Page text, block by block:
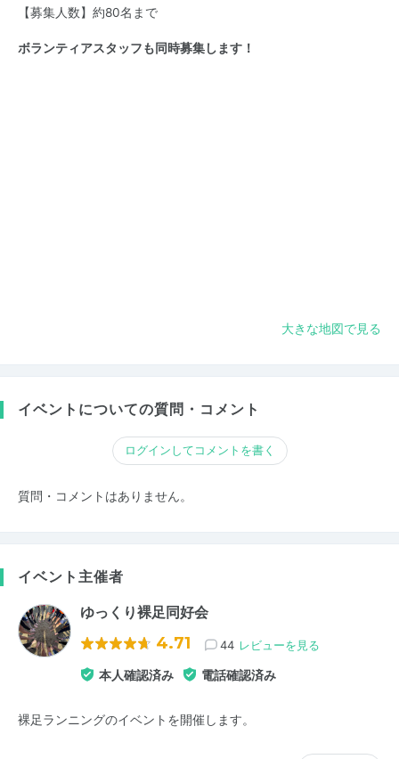
【募集人数】約80名まで
ボランティアスタッフも同時募集します！
大きな地図で見る
イベントについての質問・コメント
ログインしてコメントを書く
質問・コメントはありません。
イベント主催者
ゆっくり裸足同好会
4.71 44 レビューを見る
本人確認済み 電話確認済み
裸足ランニングのイベントを開催します。